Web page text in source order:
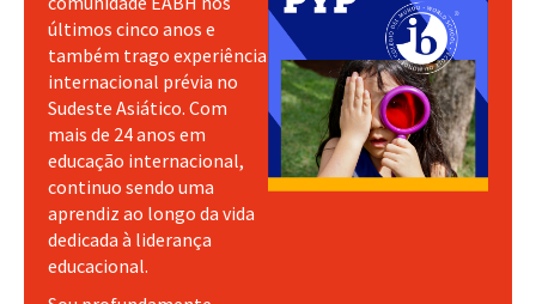
últimos cinco anos e
também trago experiência
internacional prévia no
Sudeste Asiático. Com
mais de 24 anos em
educação internacional,
continuo sendo uma
aprendiz ao longo da vida
dedicada à liderança
educacional.